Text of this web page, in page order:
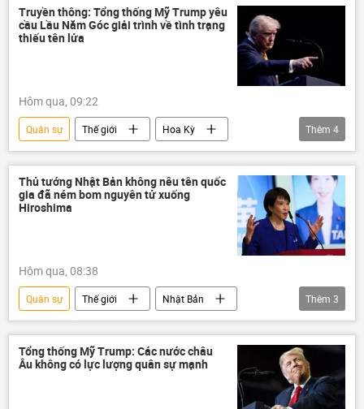
Biển Đen
Quân đội Nga
Cuộc khủng hoảng ở Ukraina
Truyền thông: Tổng thống Mỹ Trump yêu
cầu Lầu Năm Góc giải trình về tình trạng
thiếu tên lửa
Hôm qua, 09:22
Quân sự Thế giới
Hoa Kỳ
Donald Trump
Báo chí thế giới
Lầu Năm Góc
tên lửa
Thêm 4
Thủ tướng Nhật Bản không nêu tên quốc
gia đã ném bom nguyên tử xuống
Hiroshima
Hôm qua, 08:38
Quân sự Thế giới
Nhật Bản
Hiroshima
Nagasaki
bom nguyên tử
Thêm 3
Tổng thống Mỹ Trump: Các nước châu
Âu không có lực lượng quân sự mạnh